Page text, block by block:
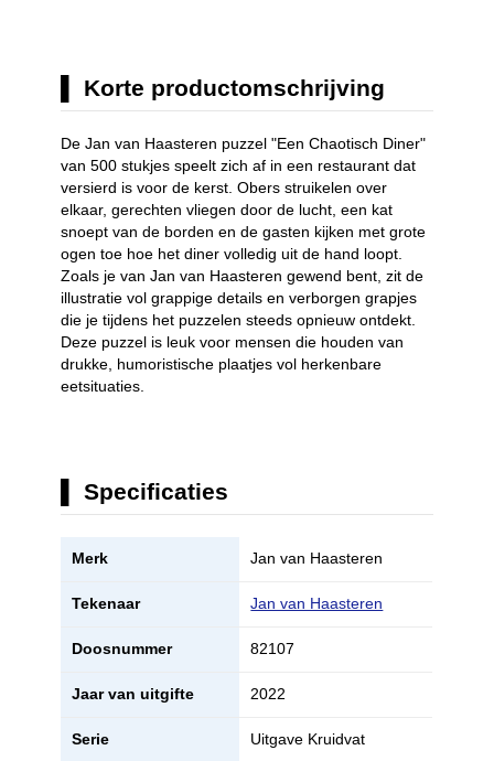
Korte productomschrijving
De Jan van Haasteren puzzel "Een Chaotisch Diner"
van 500 stukjes speelt zich af in een restaurant dat
versierd is voor de kerst. Obers struikelen over
elkaar, gerechten vliegen door de lucht, een kat
snoept van de borden en de gasten kijken met grote
ogen toe hoe het diner volledig uit de hand loopt.
Zoals je van Jan van Haasteren gewend bent, zit de
illustratie vol grappige details en verborgen grapjes
die je tijdens het puzzelen steeds opnieuw ontdekt.
Deze puzzel is leuk voor mensen die houden van
drukke, humoristische plaatjes vol herkenbare
eetsituaties.
Specificaties
Merk Jan van Haasteren
Tekenaar Jan van Haasteren
Doosnummer 82107
Jaar van uitgifte 2022
Serie Uitgave Kruidvat